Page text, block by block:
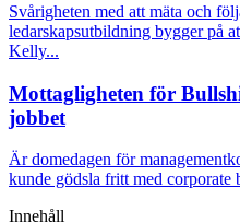
Svårigheten med att mäta och
ledarskapsutbildning bygger på
Kelly...
Mottagligheten för
jobbet
Är domedagen för
kunde gödsla fritt med
Innehåll